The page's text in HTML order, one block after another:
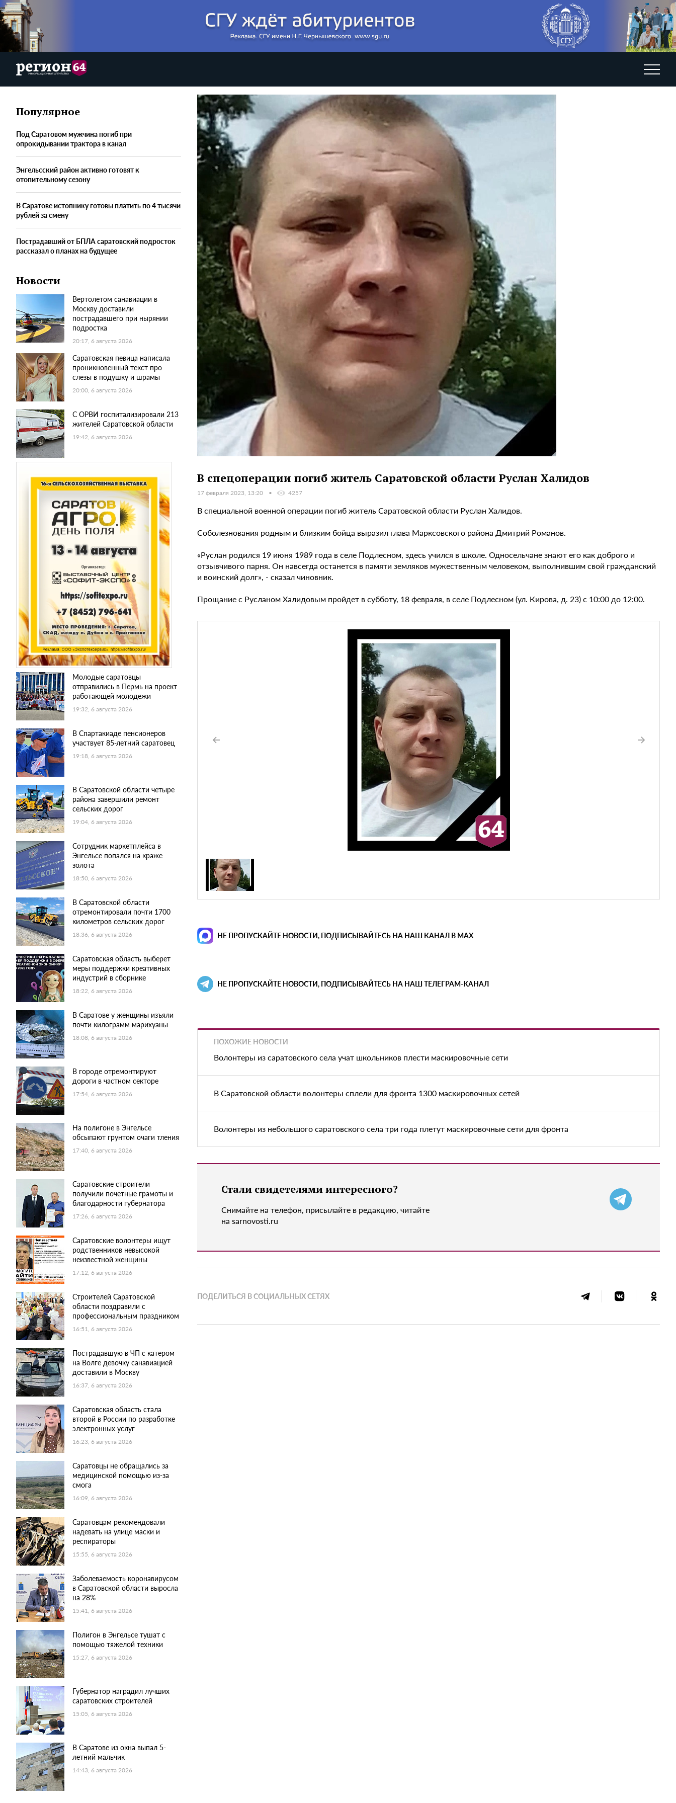
Популярное
Под Саратовом мужчина погиб при
опрокидывании трактора в канал
Энгельсский район активно готовят к
отопительному сезону
В Саратове истопнику готовы платить по 4 тысячи
рублей за смену
Пострадавший от БПЛА саратовский подросток
рассказал о планах на будущее
Новости
Вертолетом санавиации в
Москву доставили
пострадавшего при нырянии
подростка
20:17, 6 августа 2026
Саратовская певица написала
проникновенный текст про
слезы в подушку и шрамы
20:00, 6 августа 2026
С ОРВИ госпитализировали 213
жителей Саратовской области
19:42, 6 августа 2026
Молодые саратовцы
отправились в Пермь на проект
работающей молодежи
19:32, 6 августа 2026
В Спартакиаде пенсионеров
участвует 85-летний саратовец
19:18, 6 августа 2026
В Саратовской области четыре
района завершили ремонт
сельских дорог
19:04, 6 августа 2026
Сотрудник маркетплейса в
Энгельсе попался на краже
золота
18:50, 6 августа 2026
В Саратовской области
отремонтировали почти 1700
километров сельских дорог
18:36, 6 августа 2026
Саратовская область выберет
меры поддержки креативных
индустрий в сборнике
18:22, 6 августа 2026
В Саратове у женщины изъяли
почти килограмм марихуаны
18:08, 6 августа 2026
В городе отремонтируют
дороги в частном секторе
17:54, 6 августа 2026
На полигоне в Энгельсе
обсыпают грунтом очаги тления
17:40, 6 августа 2026
Саратовские строители
получили почетные грамоты и
благодарности губернатора
17:26, 6 августа 2026
Саратовские волонтеры ищут
родственников невысокой
неизвестной женщины
17:12, 6 августа 2026
Строителей Саратовской
области поздравили с
профессиональным праздником
16:51, 6 августа 2026
Пострадавшую в ЧП с катером
на Волге девочку санавиацией
доставили в Москву
16:37, 6 августа 2026
Саратовская область стала
второй в России по разработке
электронных услуг
16:23, 6 августа 2026
Саратовцы не обращались за
медицинской помощью из-за
смога
16:09, 6 августа 2026
Саратовцам рекомендовали
надевать на улице маски и
респираторы
15:55, 6 августа 2026
Заболеваемость коронавирусом
в Саратовской области выросла
на 28%
15:41, 6 августа 2026
Полигон в Энгельсе тушат с
помощью тяжелой техники
15:27, 6 августа 2026
Губернатор наградил лучших
саратовских строителей
15:05, 6 августа 2026
В Саратове из окна выпал 5-
летний мальчик
14:43, 6 августа 2026
В спецоперации погиб житель Саратовской области Руслан Халидов
17 февраля 2023, 13:20 4257
В специальной военной операции погиб житель Саратовской области Руслан Халидов.
Соболезнования родным и близким бойца выразил глава Марксовского района Дмитрий Романов.
«Руслан родился 19 июня 1989 года в селе Подлесном, здесь учился в школе. Односельчане знают его как доброго и
отзывчивого парня. Он навсегда останется в памяти земляков мужественным человеком, выполнившим свой гражданский
и воинский долг», - сказал чиновник.
Прощание с Русланом Халидовым пройдет в субботу, 18 февраля, в селе Подлесном (ул. Кирова, д. 23) с 10:00 до 12:00.
НЕ ПРОПУСКАЙТЕ НОВОСТИ, ПОДПИСЫВАЙТЕСЬ НА НАШ КАНАЛ В MAX
НЕ ПРОПУСКАЙТЕ НОВОСТИ, ПОДПИСЫВАЙТЕСЬ НА НАШ ТЕЛЕГРАМ-КАНАЛ
ПОХОЖИЕ НОВОСТИ
Волонтеры из саратовского села учат школьников плести маскировочные сети
В Саратовской области волонтеры сплели для фронта 1300 маскировочных сетей
Волонтеры из небольшого саратовского села три года плетут маскировочные сети для фронта
Стали свидетелями интересного?
Снимайте на телефон, присылайте в редакцию, читайте
на sarnovosti.ru
ПОДЕЛИТЬСЯ В СОЦИАЛЬНЫХ СЕТЯХ